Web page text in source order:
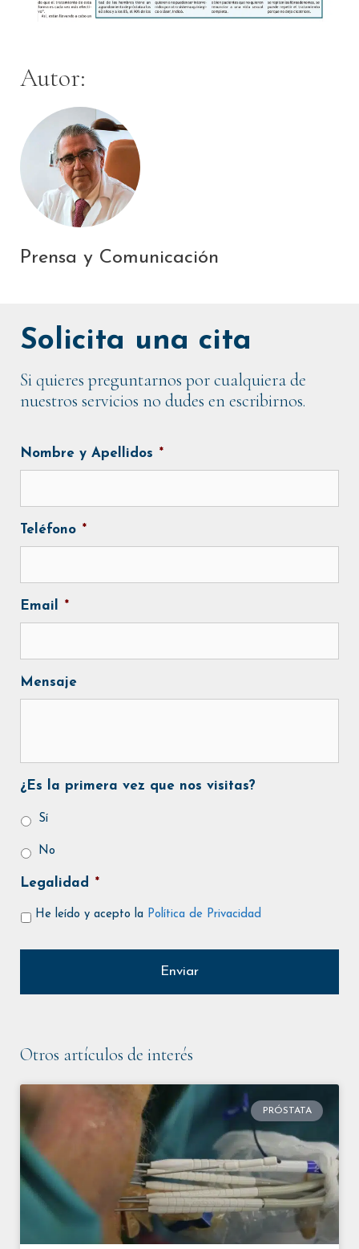
Autor:
Prensa y Comunicación
Solicita una cita
Si quieres preguntarnos por cualquiera de
nuestros servicios no dudes en escribirnos.
Nombre y Apellidos *
Teléfono *
Email *
Mensaje
¿Es la primera vez que nos visitas?
Sí
No
Legalidad *
He leído y acepto la Política de Privacidad
Otros artículos de interés
PRÓSTATA